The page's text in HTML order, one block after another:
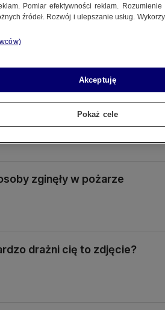
zatrzymały ich
kontrola Szczypińskiej była
zginęły w pożarze
drażni cię to zdjęcie?
Pomiar efektywności reklam.
źródeł. Rozwój i ulepszanie usług.
Akceptuję
Pokaż cele